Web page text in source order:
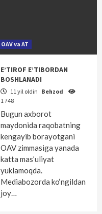
OAV va AT
E’TIROF E’TIBORDAN
BOSHLANADI
11 yil oldin Behzod
1 748
Bugun axborot
maydonida raqobatning
kengayib borayotgani
OAV zimmasiga yanada
katta mas’uliyat
yuklamoqda.
Mediabozorda ko‘ngildan
joy…